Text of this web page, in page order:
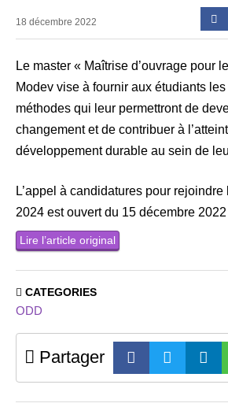
18 décembre 2022
Le master « Maîtrise d’ouvrage pour
Modev vise à fournir aux étudiants
méthodes qui leur permettront de
changement et de contribuer à
développement durable au sein de
L’appel à candidatures pour
2024 est ouvert du 15 décembre
Lire l’article original
CATEGORIES
ODD
Partager